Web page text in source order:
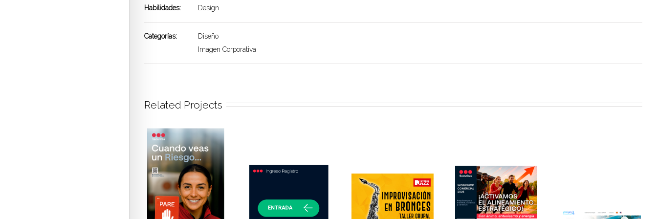
Habilidades: Design
Categorías:
Diseño
Imagen Corporativa
Related Projects